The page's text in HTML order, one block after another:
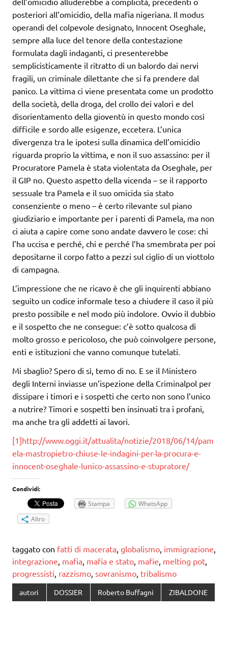
posteriori all’omicidio, della mafia nigeriana. Il modus
operandi del colpevole designato, Innocent Oseghale,
sempre alla luce del tenore della contestazione
formulata dagli indaganti, ci presenterebbe
semplicisticamente il ritratto di un balordo dai nervi
fragili, un criminale dilettante che si fa prendere dal
panico. La vittima ci viene presentata come un prodotto
della società, della droga, del crollo dei valori e del
disorientamento della gioventù in questo mondo così
difficile e sordo alle esigenze, eccetera. L’unica
divergenza tra le ipotesi sulla dinamica dell’omicidio
riguarda proprio la vittima, e non il suo assassino: per il
Procuratore Pamela è stata violentata da Oseghale, per
il GIP no. Questo aspetto della vicenda – se il rapporto
sessuale tra Pamela e il suo omicida sia stato
consenziente o meno – è certo rilevante sul piano
giudiziario e importante per i parenti di Pamela, ma non
ci aiuta a capire come sono andate davvero le cose: chi
l’ha uccisa e perché, chi e perché l’ha smembrata per poi
depositarne il corpo fatto a pezzi sul ciglio di un viottolo
di campagna.
L’impressione che ne ricavo è che gli inquirenti abbiano
seguito un codice informale teso a chiudere il caso il più
presto possibile e nel modo più indolore. Ovvio il dubbio
e il sospetto che ne consegue: c’è sotto qualcosa di
molto grosso e pericoloso, che può coinvolgere persone,
enti e istituzioni che vanno comunque tutelati.
Mi sbaglio? Spero di sì, temo di no. E se il Ministero
degli Interni inviasse un’ispezione della Criminalpol per
dissipare i timori e i sospetti che certo non sono l’unico
a nutrire? Timori e sospetti ben insinuati tra i profani,
ma anche tra gli addetti ai lavori.
[1]http://www.oggi.it/attualita/notizie/2018/06/14/pam
ela-mastropietro-chiuse-le-indagini-per-la-procura-e-
innocent-oseghale-lunico-assassino-e-stupratore/
Condividi:
Stampa
WhatsApp
Altro
taggato con fatti di macerata globalismo immigrazione
integrazione mafia mafia e stato mafie melting pot
progressisti razzismo sovranismo tribalismo
autori DOSSIER Roberto Buffagni ZIBALDONE